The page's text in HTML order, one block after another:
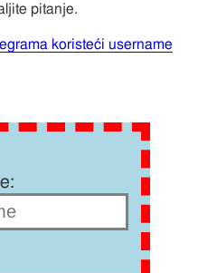
pitanje.
koristeći username